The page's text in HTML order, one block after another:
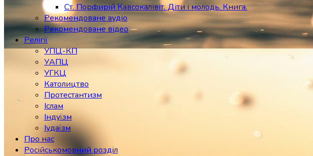
Ст. Порфирій Кавсокалівіт. Діти і молодь. Книга.
Рекомендоване аудіо
Рекомендоване відео
Релігії
УПЦ-КП
УАПЦ
УГКЦ
Католицтво
Протестантизм
Іслам
Індуїзм
Іудаїзм
Про нас
Російськомовний розділ